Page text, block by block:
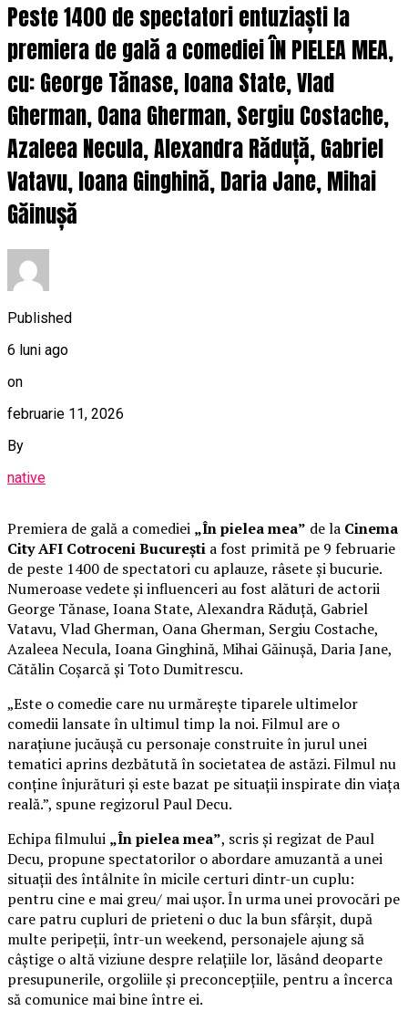
Peste 1400 de spectatori entuziaști la
premiera de gală a comediei ÎN PIELEA MEA,
cu: George Tănase, Ioana State, Vlad
Gherman, Oana Gherman, Sergiu Costache,
Azaleea Necula, Alexandra Răduță, Gabriel
Vatavu, Ioana Ginghină, Daria Jane, Mihai
Găinușă
Published
6 luni ago
on
februarie 11, 2026
By
native
Premiera de gală a comediei „În pielea mea” de la Cinema
City AFI Cotroceni București a fost primită pe 9 februarie
de peste 1400 de spectatori cu aplauze, râsete și bucurie.
Numeroase vedete și influenceri au fost alături de actorii
George Tănase, Ioana State, Alexandra Răduță, Gabriel
Vatavu, Vlad Gherman, Oana Gherman, Sergiu Costache,
Azaleea Necula, Ioana Ginghină, Mihai Găinușă, Daria Jane,
Cătălin Coșarcă și Toto Dumitrescu.
„Este o comedie care nu urmărește tiparele ultimelor
comedii lansate în ultimul timp la noi. Filmul are o
narațiune jucăușă cu personaje construite în jurul unei
tematici aprins dezbătută în societatea de astăzi. Filmul nu
conține înjurături și este bazat pe situații inspirate din viața
reală.”, spune regizorul Paul Decu.
Echipa filmului „În pielea mea”, scris și regizat de Paul
Decu, propune spectatorilor o abordare amuzantă a unei
situații des întâlnite în micile certuri dintr-un cuplu:
pentru cine e mai greu/ mai ușor. În urma unei provocări pe
care patru cupluri de prieteni o duc la bun sfârșit, după
multe peripeții, într-un weekend, personajele ajung să
câștige o altă viziune despre relațiile lor, lăsând deoparte
presupunerile, orgoliile și preconcepțiile, pentru a încerca
să comunice mai bine între ei.